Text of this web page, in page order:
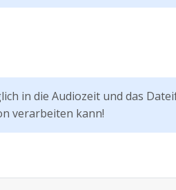
in die Audiozeit und das
verarbeiten kann!